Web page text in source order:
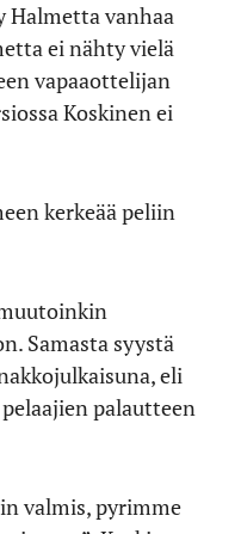
vanhaa
ei nähty vielä
vapaaottelijan
Koskinen ei
kerkeää peliin
Samasta syystä
eli
palautteen
valmis, pyrimme